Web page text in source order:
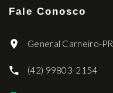
Fale Conosco
General Carneiro-PR
(42) 99803-2154